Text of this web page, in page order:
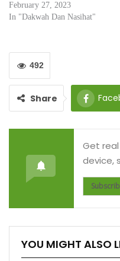
February 27, 2023
In "Dakwah Dan Nasihat"
492
Share
Get
device,
YOU MIGHT ALSO